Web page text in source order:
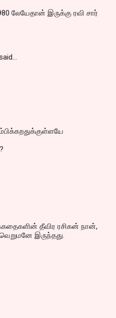
லேயேதான் இருக்கு ரவி சார்
தீவிர ரசிகன் நான்,
இருந்தது.